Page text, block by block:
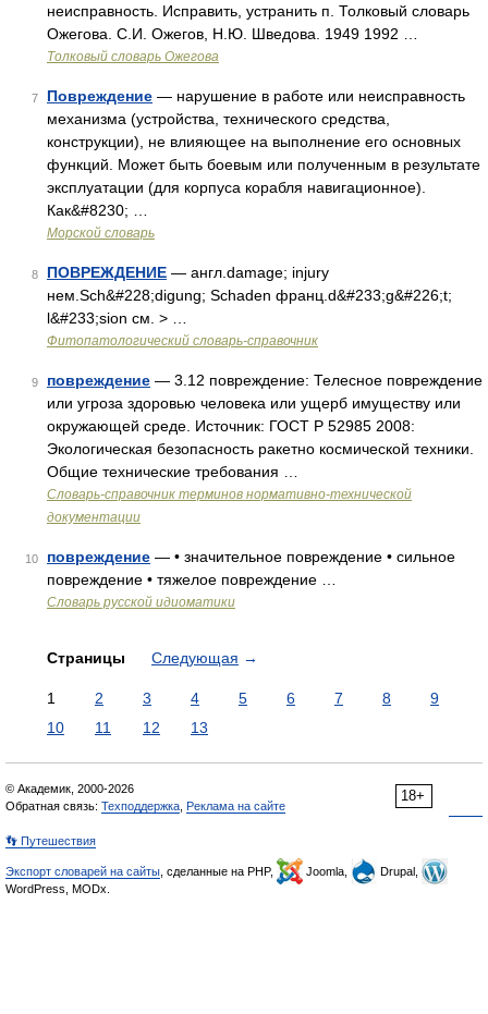
неисправность. Исправить, устранить п. Толковый словарь
Ожегова. С.И. Ожегов, Н.Ю. Шведова. 1949 1992 …
Толковый словарь Ожегова
7 Повреждение — нарушение в работе или неисправность
механизма (устройства, технического средства,
конструкции), не влияющее на выполнение его основных
функций. Может быть боевым или полученным в результате
эксплуатации (для корпуса корабля навигационное).
Как&#8230; …
Морской словарь
8 ПОВРЕЖДЕНИЕ — англ.damage; injury
нем.Sch&#228;digung; Schaden франц.d&#233;g&#226;t;
l&#233;sion см. > …
Фитопатологический словарь-справочник
9 повреждение — 3.12 повреждение: Телесное повреждение
или угроза здоровью человека или ущерб имуществу или
окружающей среде. Источник: ГОСТ Р 52985 2008:
Экологическая безопасность ракетно космической техники.
Общие технические требования …
Словарь-справочник терминов нормативно-технической
документации
10 повреждение — • значительное повреждение • сильное
повреждение • тяжелое повреждение …
Словарь русской идиоматики
Страницы Следующая →
1 2 3 4 5 6 7 8
9
10
11 12 13
18+
© Академик, 2000-2026
Обратная связь: Техподдержка Реклама на сайте
👣 Путешествия
Экспорт словарей на сайты , сделанные на PHP, Joomla,
Drupal,
WordPress, MODx.